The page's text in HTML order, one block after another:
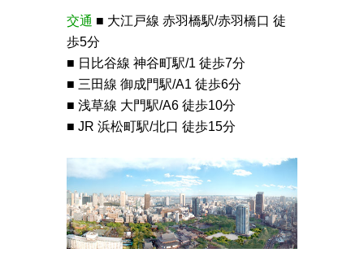
交通 ■ 大江戸線 赤羽橋駅/赤羽橋口 徒
歩5分
■ 日比谷線 神谷町駅/1 徒歩7分
■ 三田線 御成門駅/A1 徒歩6分
■ 浅草線 大門駅/A6 徒歩10分
■ JR 浜松町駅/北口 徒歩15分